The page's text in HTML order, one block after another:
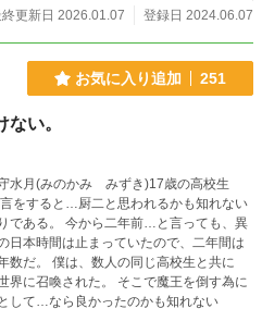
更新日 2026.01.07
登録日 2024.06.07
お気に入り追加 251
い。
水月(みのかみ みずき)17歳の高校生
前…と言っても、異
日本時間は止まっていたので、二年間は
じ高校生と共に
れた。 そこで魔王を倒す為に
して…なら良かったのかも知れない